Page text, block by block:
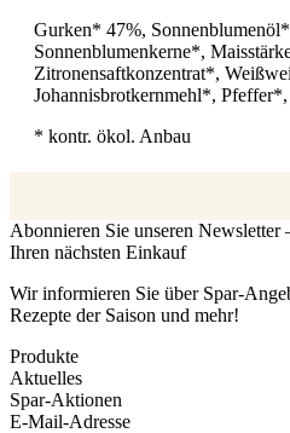
Gurken* 47%,
Sonnenblumenkerne*,
Zitronensaftkonzentrat*,
Johannisbrotkernmehl*,
* kontr. ökol. Anbau
Abonnieren Sie unseren
Ihren nächsten Einkauf
Wir informieren Sie über Spar-
Rezepte der Saison und mehr!
Produkte
Aktuelles
Spar-Aktionen
E-Mail-Adresse